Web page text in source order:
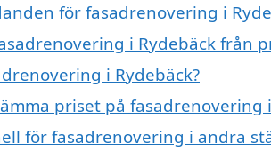
för fasadrenovering i
i Rydebäck från
i Rydebäck?
priset på fasadrenovering
för fasadrenovering i andra